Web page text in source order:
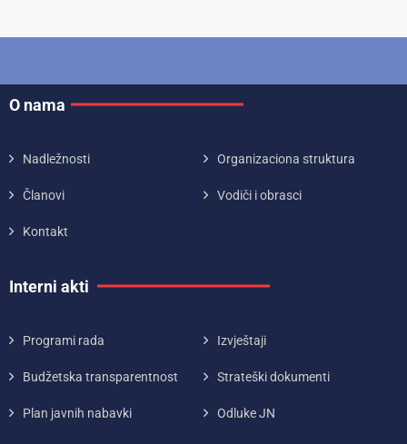
O nama
Nadležnosti Organizaciona struktura
Članovi Vodiči i obrasci
Kontakt
Interni akti
Programi rada Izvještaji
Budžetska transparentnost Strateški dokumenti
Plan javnih nabavki Odluke JN